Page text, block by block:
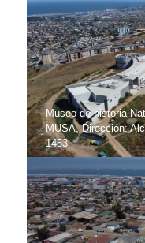
Museo de historia
MUSA, Dirección:
1453